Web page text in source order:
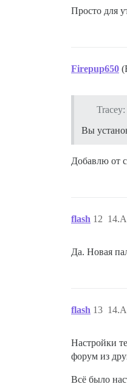
Просто для
Firepup650
Tracey:
Вы
Добавлю от
flash 12
Да. Новая
flash 13
Настройки
форум из
Всё было